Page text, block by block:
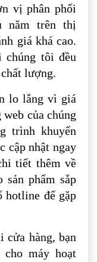
vị phân phối
năm trên thị
giá khá cao.
chúng tôi đều
lượng.
lo lắng vì giá
của chúng
trình khuyến
cập nhật ngay
tiết thêm về
sản phẩm sắp
hotline để gặp
cửa hàng, bạn
cho máy hoạt